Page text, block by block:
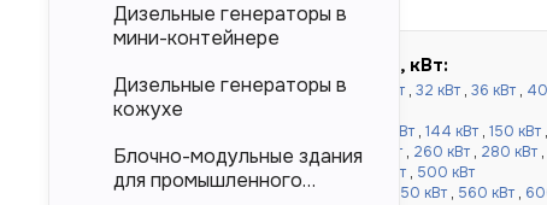
Быстрый подбор по мощности, кВт:
до 100 кВт:16 кВт,20 кВт,24 кВт 30 кВт , 32 кВт , 36 кВт ,
кВт,80 кВт
130 кВт , 144 кВт , 150 кВт ,
кВт,220 кВт,240 кВт,250 кВт,256 кВт , 260 кВт , 280 кВт ,
кВт,360 кВт,400 кВт,450 кВт 480 кВт , 500 кВт
от 520 до 1000 кВт: 520 кВт, 550 кВт , 560 кВт ,
Дизельные генераторы в
мини-контейнере
Дизельные генераторы в
кожухе
Блочно-модульные здания
для промышленного